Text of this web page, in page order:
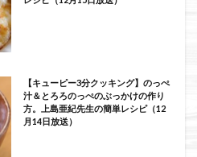
【キューピー3分クッキング】のっぺ
汁＆とろろのっぺのぶっかけの作り
方。上島亜紀先生の簡単レシピ（12
月14日放送）